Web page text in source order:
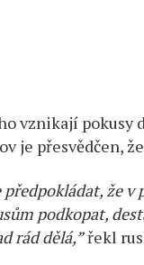
vznikají pokusy
je přesvědčen,
předpokládat, že
podkopat,
rád dělá,”řekl